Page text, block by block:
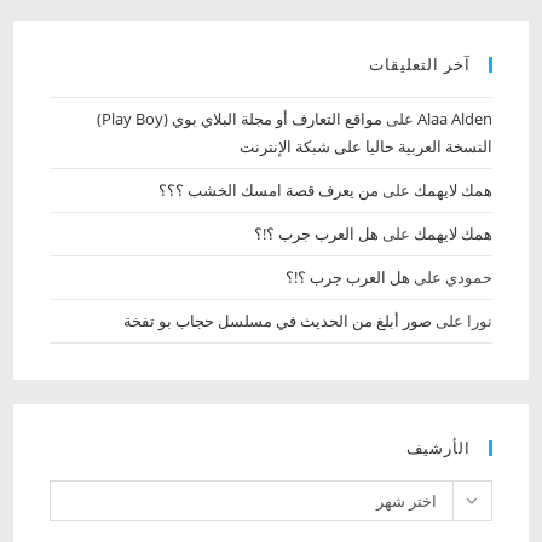
آخر التعليقات
Alaa Alden‎‏ على
مواقع التعارف أو مجلة البلاي بوي (Play Boy)
النسخة العربية حاليا على شبكة الإنترنت
همك لايهمك على من يعرف قصة امسك الخشب‏ ؟؟؟
همك لايهمك على هل العرب جرب ؟!؟
حمودي على هل العرب جرب ؟!؟
نورا على صور أبلغ من الحديث في مسلسل حجاب بو تفخة
الأرشيف
الأرشيفاختر شهر